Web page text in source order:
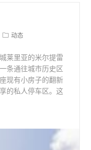
Post动态
莱里亚的米尔提雷
条通往城市历史区
现有小房子的翻新
的私人停车区。这